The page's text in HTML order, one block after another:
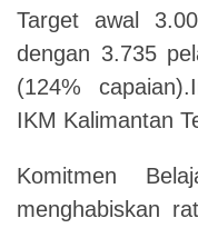
Target awal
dengan 3.735
(124%
IKM Kalimantan
Komitmen
menghabiskan